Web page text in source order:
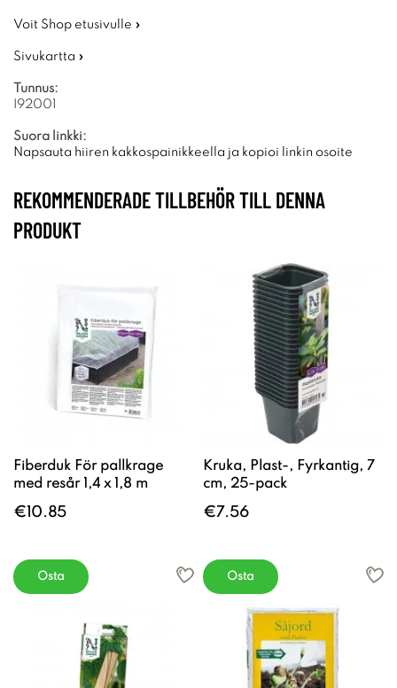
Voit Shop etusivulle »
Sivukartta »
Tunnus:
I92001
Suora linkki:
Napsauta hiiren kakkospainikkeella ja kopioi linkin osoite
REKOMMENDERADE TILLBEHÖR TILL DENNA
PRODUKT
Fiberduk För pallkrage
med resår 1,4 x 1,8 m
€10.85
Osta
Kruka, Plast-, Fyrkantig, 7
cm, 25-pack
€7.56
Osta